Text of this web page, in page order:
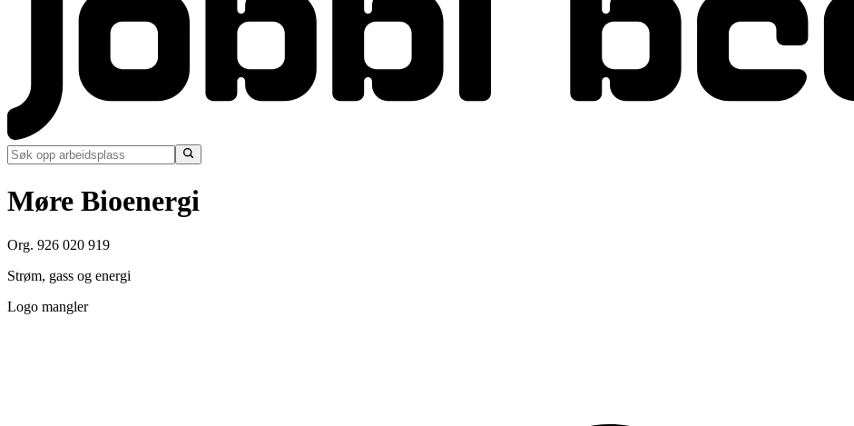
Møre Bioenergi
Org. 926 020 919
Strøm, gass og energi
Logo mangler